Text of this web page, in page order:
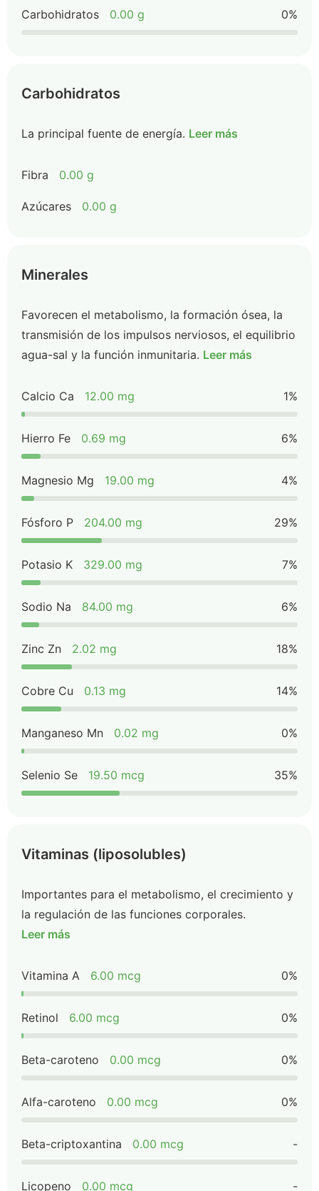
Carbohidratos 0.00 g 0%
Carbohidratos
La principal fuente de energía. Leer más
Fibra 0.00 g
Azúcares 0.00 g
Minerales
Favorecen el metabolismo, la formación ósea, la
transmisión de los impulsos nerviosos, el equilibrio
agua-sal y la función inmunitaria. Leer más
Calcio Ca 12.00 mg 1%
Hierro Fe 0.69 mg 6%
Magnesio Mg 19.00 mg 4%
Fósforo P 204.00 mg 29%
Potasio K 329.00 mg 7%
Sodio Na 84.00 mg 6%
Zinc Zn 2.02 mg 18%
Cobre Cu 0.13 mg 14%
Manganeso Mn 0.02 mg 0%
Selenio Se 19.50 mcg 35%
Vitaminas (liposolubles)
Importantes para el metabolismo, el crecimiento y
la regulación de las funciones corporales.
Leer más
Vitamina A 6.00 mcg 0%
Retinol 6.00 mcg 0%
Beta-caroteno 0.00 mcg 0%
Alfa-caroteno 0.00 mcg 0%
Beta-criptoxantina 0.00 mcg -
Licopeno 0.00 mcg -